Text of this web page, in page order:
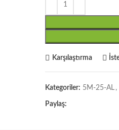
Karşılaştırma
Kategoriler: 5M-25-AL ,
Paylaş: